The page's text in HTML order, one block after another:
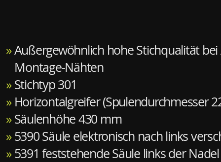
»Außergewöhnlich hohe Stichqualität
Montage-Nähten
»Stichtyp 301
» Horizontalgreifer (Spulendurchmesser
»Säulenhöhe 430 mm
»5390 Säule elektronisch nach links
»5391 feststehende Säule links der Nadel